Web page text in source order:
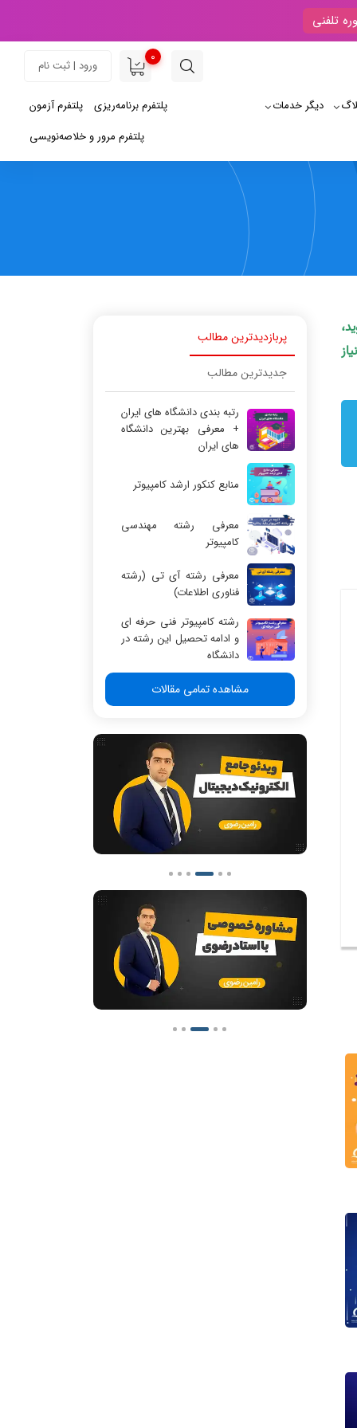
تلفنی
0
ورود | ثبت نام
دیگر خدمات پلتفرم آزمون
پلتفرم برنامه‌ریزی
پلتفرم مرور و خلاصه‌نویسی
پربازدیدترین مطالب
جدیدترین مطالب
رتبه بندی دانشگاه های ایران
+ معرفی بهترین دانشگاه
های ایران
منابع کنکور ارشد کامپیوتر
معرفی رشته مهندسی
کامپیوتر
معرفی رشته آی تی (رشته
فناوری اطلاعات)
رشته کامپیوتر فنی حرفه ای
و ادامه تحصیل این رشته در
دانشگاه
مشاهده تمامی مقالات